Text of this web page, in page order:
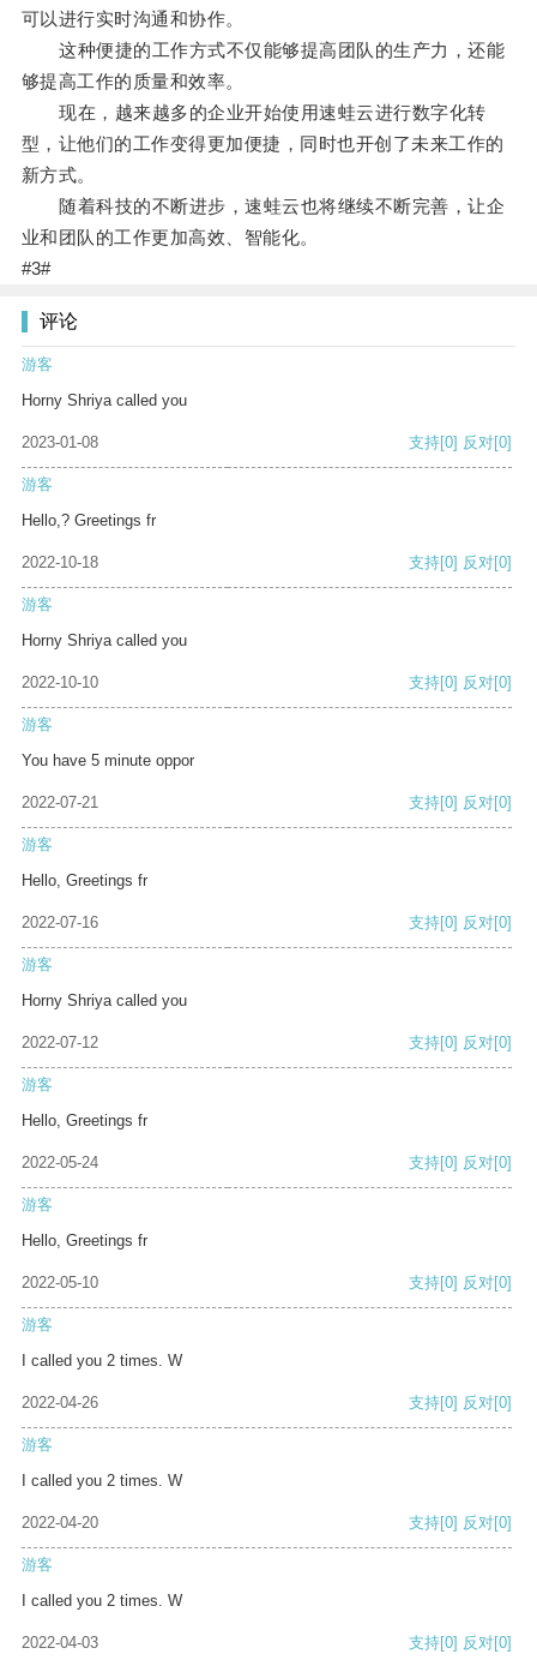
可以进行实时沟通和协作。
这种便捷的工作方式不仅能够提高团队的生产力，还能
够提高工作的质量和效率。
现在，越来越多的企业开始使用速蛙云进行数字化转
型，让他们的工作变得更加便捷，同时也开创了未来工作的
新方式。
随着科技的不断进步，速蛙云也将继续不断完善，让企
业和团队的工作更加高效、智能化。
#3#
评论
游客
Horny Shriya called you
2023-01-08 支持[0] 反对[0]
游客
Hello,? Greetings fr
2022-10-18 支持[0] 反对[0]
游客
Horny Shriya called you
2022-10-10 支持[0] 反对[0]
游客
You have 5 minute oppor
2022-07-21 支持[0] 反对[0]
游客
Hello, Greetings fr
2022-07-16 支持[0] 反对[0]
游客
Horny Shriya called you
2022-07-12 支持[0] 反对[0]
游客
Hello, Greetings fr
2022-05-24 支持[0] 反对[0]
游客
Hello, Greetings fr
2022-05-10 支持[0] 反对[0]
游客
I called you 2 times. W
2022-04-26 支持[0] 反对[0]
游客
I called you 2 times. W
2022-04-20 支持[0] 反对[0]
游客
I called you 2 times. W
2022-04-03 支持[0] 反对[0]